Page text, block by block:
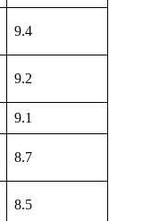
9.4
9.2
9.1
8.7
8.5